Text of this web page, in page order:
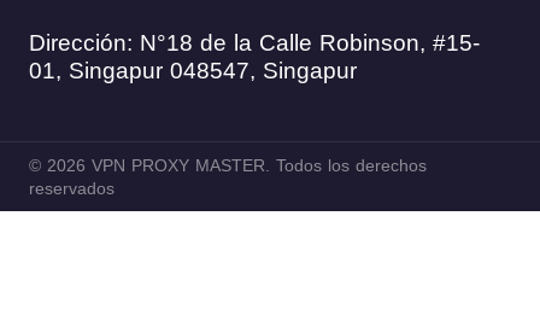
Dirección: N°18 de la Calle Robinson, #15-
01, Singapur 048547, Singapur
© 2026 VPN PROXY MASTER. Todos los derechos
reservados